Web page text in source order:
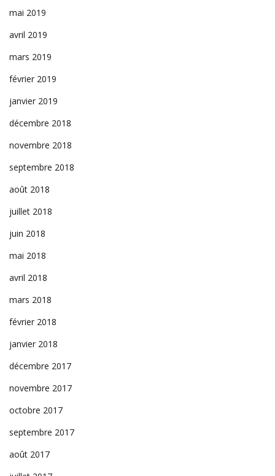
mai 2019
avril 2019
mars 2019
février 2019
janvier 2019
décembre 2018
novembre 2018
septembre 2018
août 2018
juillet 2018
juin 2018
mai 2018
avril 2018
mars 2018
février 2018
janvier 2018
décembre 2017
novembre 2017
octobre 2017
septembre 2017
août 2017